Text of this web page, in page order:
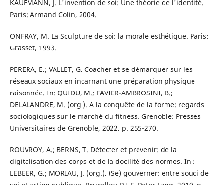
KAUFMANN, J. L'invention de soi: Une théorie de l'identité.
Paris: Armand Colin, 2004.
ONFRAY, M. La Sculpture de soi: la morale esthétique. Paris:
Grasset, 1993.
PERERA, E.; VALLET, G. Coacher et se démarquer sur les
réseaux sociaux en incarnant une préparation physique
raisonnée. In: QUIDU, M.; FAVIER-AMBROSINI, B.;
DELALANDRE, M. (org.). A la conquête de la forme: regards
sociologiques sur le marché du fitness. Grenoble: Presses
Universitaires de Grenoble, 2022. p. 255-270.
ROUVROY, A.; BERNS, T. Détecter et prévenir: de la
digitalisation des corps et de la docilité des normes. In :
LEBEER, G.; MORIAU, J. (org.). (Se) gouverner: entre souci de